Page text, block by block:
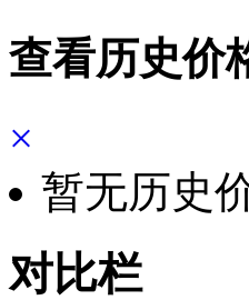
查看历史价
×
暂无历史
对比栏